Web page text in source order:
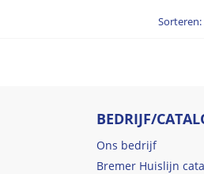
Sorteren:
BEDRIJF/
Ons bedrijf
Bremer Huislijn